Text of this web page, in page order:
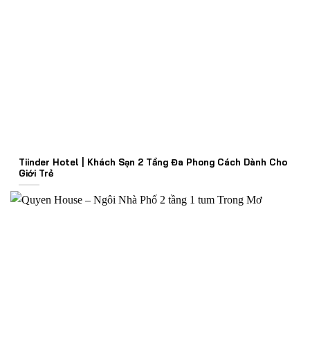
Tiinder Hotel | Khách Sạn 2 Tầng Đa Phong Cách Dành Cho
Giới Trẻ